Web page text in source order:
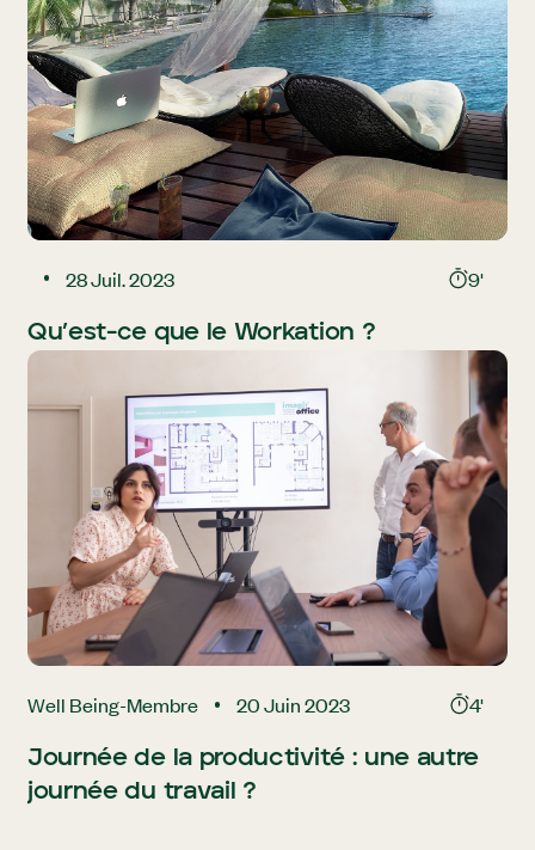
28 Juil. 2023 9'
Qu’est-ce que le Workation ?
Well Being-Membre 20 Juin 2023 4'
Journée de la productivité : une autre
journée du travail ?